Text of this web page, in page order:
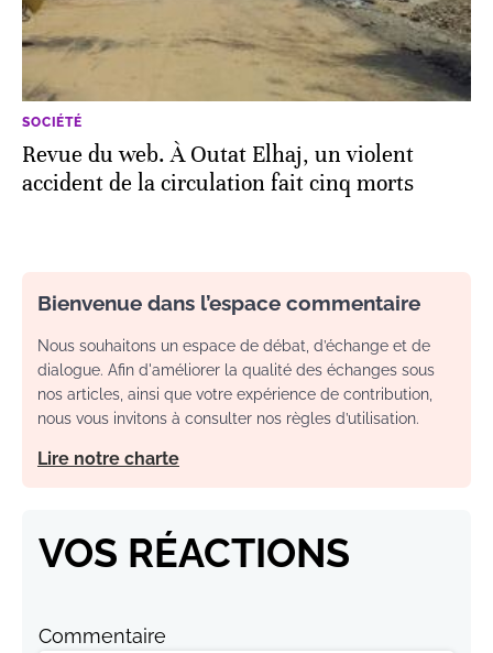
SOCIÉTÉ
Revue du web. À Outat Elhaj, un violent
accident de la circulation fait cinq morts
Bienvenue dans l’espace commentaire
Nous souhaitons un espace de débat, d’échange et de
dialogue. Afin d'améliorer la qualité des échanges sous
nos articles, ainsi que votre expérience de contribution,
nous vous invitons à consulter nos règles d’utilisation.
Lire notre charte
VOS RÉACTIONS
Commentaire